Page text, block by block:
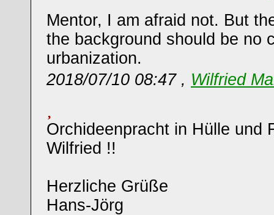
Mentor, I am afraid not. But
the background should be no
urbanization.
2018/07/10 08:47 , Wilfried
Orchideenpracht in Hülle und
Wilfried !!
Herzliche Grüße
Hans-Jörg